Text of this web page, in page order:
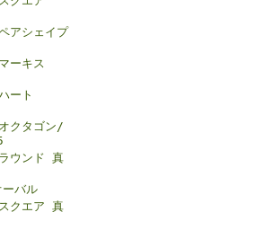
アシェイプ
ーキス
ート
クタゴン/
ウンド 真
バル
クエア 真